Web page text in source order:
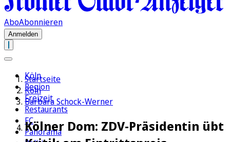
AboAbonnieren
Anmelden
Köln
Region
Freizeit
Restaurants
FC
Panorama
Startseite
Köln
Barbara Schock-Werner
Kölner Dom: ZDV-Präsidentin übt